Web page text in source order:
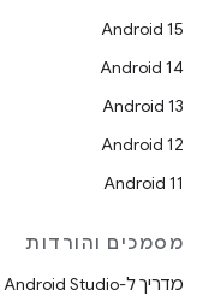
Android 15
Android 14
Android 13
Android 12
Android 11
מסמכים והורדות
מדריך ל-Android Studio